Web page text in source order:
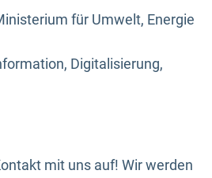
für Umwelt, Energie
Digitalisierung,
mit uns auf! Wir werden